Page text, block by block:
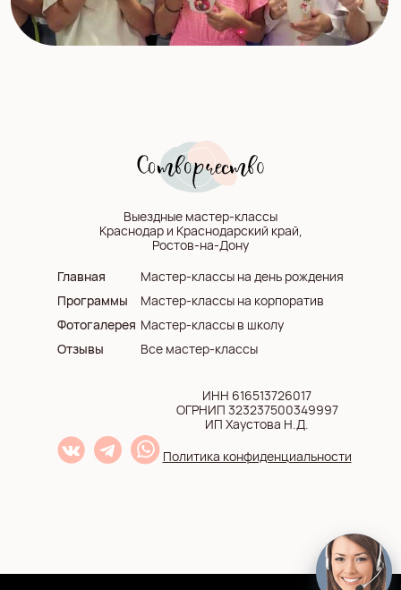
Выездные мастер-классы
Краснодар и Краснодарский край,
Ростов-на-Дону
ИНН 616513726017
ОГРНИП 323237500349997
ИП Хаустова Н.Д.
Политика конфиденциальности
Главная
Программы
Фотогалерея
Отзывы
Мастер-классы на день рождения
Мастер-классы на корпоратив
Мастер-классы в школу
Все мастер-классы